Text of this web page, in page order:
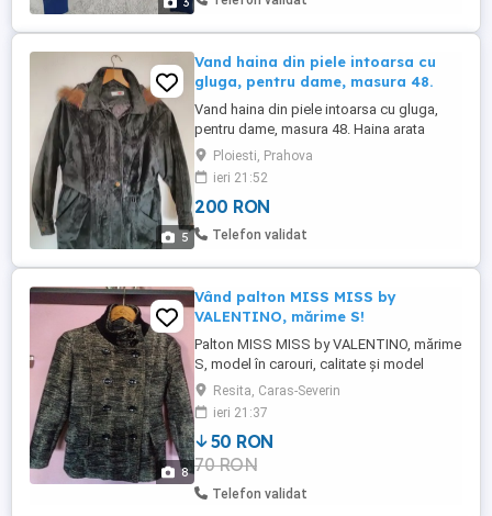
5
Vand haina din piele intoarsa cu
gluga, pentru dame, masura 48.
Vand haina din piele intoarsa cu gluga,
pentru dame, masura 48. Haina arata
foarte bine, fara defecte ascunse,
matlasata la interior, Dimensiuni: Lungime
84 cm, Talie 120 cm, Lungime maneci 55
cm
Ploiesti, Prahova
ieri 21:52
200 RON
Telefon validat
8
Vând palton MISS MISS by
VALENTINO, mărime S!
Palton MISS MISS by VALENTINO, mărime
S, model în carouri, calitate și model
deosebite!
Resita, Caras-Severin
ieri 21:37
50 RON
70 RON
Telefon validat